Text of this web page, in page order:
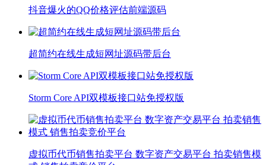
抖音爆火的QQ价格评估前端源码
超简约在线生成短网址源码带后台
Storm Core API双模板接口站免授权版
虚拟币代币销售拍卖平台 数字资产交易平台 拍卖销售模